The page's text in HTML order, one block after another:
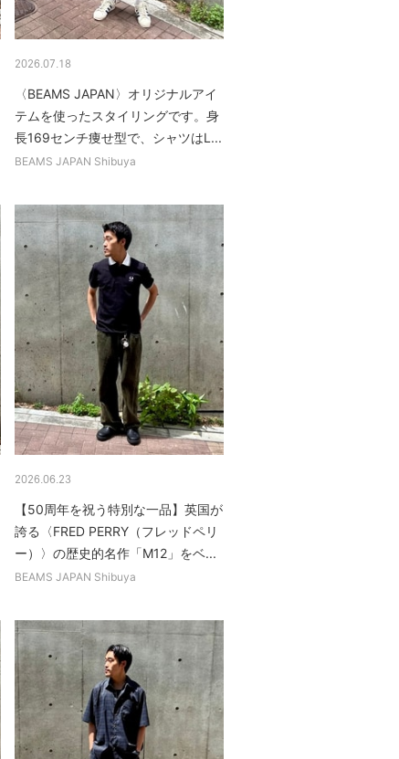
2026.07.18
〈BEAMS JAPAN〉オリジナルアイ
テムを使ったスタイリングです。身
長169センチ痩せ型で、シャツはL...
BEAMS JAPAN Shibuya
2026.06.23
【50周年を祝う特別な一品】英国が
誇る〈FRED PERRY（フレッドペリ
ー）〉の歴史的名作「M12」をベ...
BEAMS JAPAN Shibuya